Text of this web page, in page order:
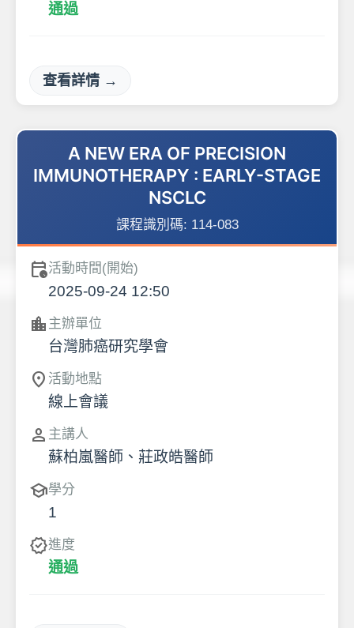
通過
查看詳情 →
A NEW ERA OF PRECISION
IMMUNOTHERAPY : EARLY-STAGE
NSCLC
課程識別碼: 114-083
calendar_clock活動時間(開始)
2025-09-24 12:50
location_city 主辦單位
台灣肺癌研究學會
location_on 活動地點
線上會議
person 主講人
蘇柏嵐醫師、莊政皓醫師
school學分
1
verified進度
通過